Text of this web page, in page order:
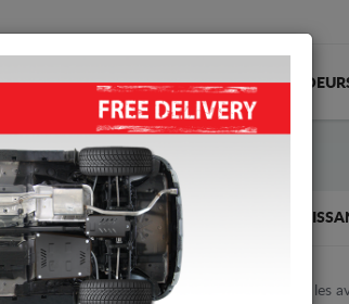
ACCUEIL LIVRAISON AVIS
PROTECTION DE LA BOÎTE DE VITESSE
5.00 out of5stars based on Voir les